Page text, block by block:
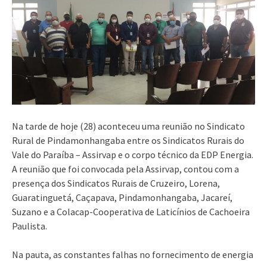
Na tarde de hoje (28) aconteceu uma reunião no Sindicato
Rural de Pindamonhangaba entre os Sindicatos Rurais do
Vale do Paraíba – Assirvap e o corpo técnico da EDP Energia.
A reunião que foi convocada pela Assirvap, contou com a
presença dos Sindicatos Rurais de Cruzeiro, Lorena,
Guaratinguetá, Caçapava, Pindamonhangaba, Jacareí,
Suzano e a Colacap-Cooperativa de Laticínios de Cachoeira
Paulista.
Na pauta, as constantes falhas no fornecimento de energia